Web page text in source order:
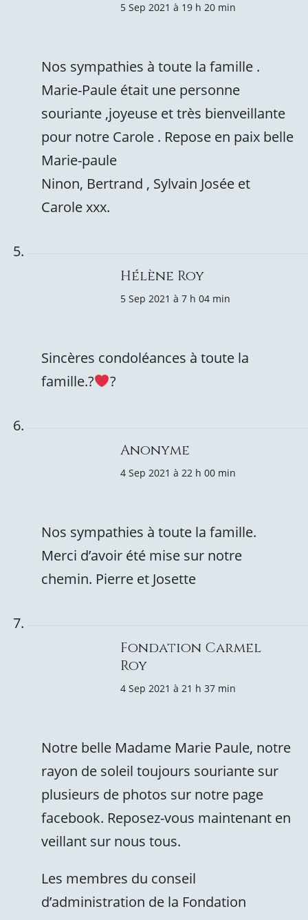
5 Sep 2021 à 19 h 20 min
Nos sympathies à toute la famille .
Marie-Paule était une personne
souriante ,joyeuse et très bienveillante
pour notre Carole . Repose en paix belle
Marie-paule
Ninon, Bertrand , Sylvain Josée et
Carole xxx.
Hélène Roy
5 Sep 2021 à 7 h 04 min
Sincères condoléances à toute la
famille.?
?
Anonyme
4 Sep 2021 à 22 h 00 min
Nos sympathies à toute la famille.
Merci d’avoir été mise sur notre
chemin. Pierre et Josette
Fondation Carmel
Roy
4 Sep 2021 à 21 h 37 min
Notre belle Madame Marie Paule, notre
rayon de soleil toujours souriante sur
plusieurs de photos sur notre page
facebook. Reposez-vous maintenant en
veillant sur nous tous.
Les membres du conseil
d’administration de la Fondation